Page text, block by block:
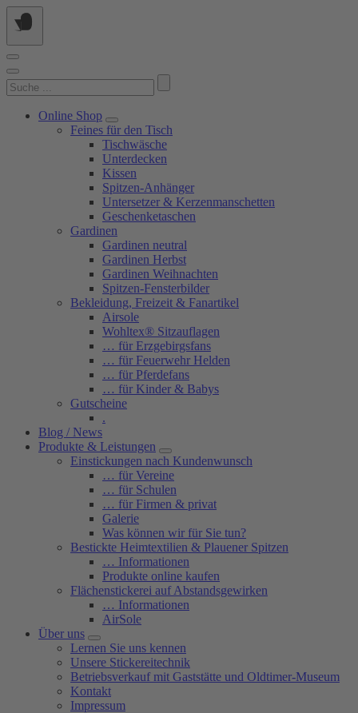
Springe
zum
Suchen
nach:
Online Shop
Feines für den Tisch
Tischwäsche
Unterdecken
Kissen
Spitzen-Anhänger
Untersetzer & Kerzenmanschetten
Geschenketaschen
Gardinen
Gardinen neutral
Gardinen Herbst
Gardinen Weihnachten
Spitzen-Fensterbilder
Bekleidung, Freizeit & Fanartikel
Airsole
Wohltex® Sitzauflagen
… für Erzgebirgsfans
… für Feuerwehr Helden
… für Pferdefans
… für Kinder & Babys
Gutscheine
.
Blog / News
Produkte & Leistungen
Einstickungen nach Kundenwunsch
… für Vereine
… für Schulen
… für Firmen & privat
Galerie
Was können wir für Sie tun?
Bestickte Heimtextilien & Plauener Spitzen
… Informationen
Produkte online kaufen
Flächenstickerei auf Abstandsgewirken
… Informationen
AirSole
Über uns
Lernen Sie uns kennen
Unsere Stickereitechnik
Betriebsverkauf mit Gaststätte und Oldtimer-Museum
Kontakt
Impressum